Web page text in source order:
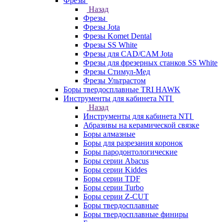
Назад
Фрезы
Фрезы Jota
Фрезы Komet Dental
Фрезы SS White
Фрезы для CAD/CAM Jota
Фрезы для фрезерных станков SS White
Фрезы Стимул-Мед
Фрезы Ультрастом
Боры твердосплавные TRI HAWK
Инструменты для кабинета NTI
Назад
Инструменты для кабинета NTI
Абразивы на керамической связке
Боры алмазные
Боры для разрезания коронок
Боры пародонтологические
Боры серии Abacus
Боры серии Kiddes
Боры серии TDF
Боры серии Turbo
Боры серии Z-CUT
Боры твердосплавные
Боры твердосплавные финиры